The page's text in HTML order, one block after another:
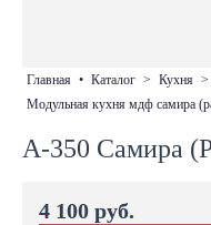
главная • каталог > кухня >
модульная кухня мдф самира
А-350 Самира
4 100 руб.